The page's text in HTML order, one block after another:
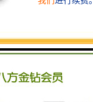
污泥，减少体
- **废物焚烧炉
5. **监控和自
- **水质监测